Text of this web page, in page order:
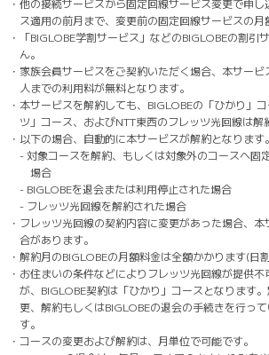
ス適用の前月まで、変更前の固定回線サービスの月
・「BIGLOBE学割サービス」などのBIGLOBEの割引
ん。
・家族会員サービスをご契約いただく場合、本サー
人までの利用料が無料となります。
・本サービスを解約しても、BIGLOBEの「ひかり」
ツ」コース、およびNTT東西のフレッツ光回線は解
・以下の場合、自動的に本サービスが解約となります。
- 対象コースを解約、もしくは対象外のコースへ固
場合
- BIGLOBEを退会または利用停止された場合
- フレッツ光回線を解約された場合
・フレッツ光回線の契約内容に変更があった場合、
合があります。
・解約月のBIGLOBEの月額料金は全額かかります(日
・お住まいの条件などによりフレッツ光回線が提供
が、BIGLOBE契約は「ひかり」コースとなります
更、解約もしくはBIGLOBEの退会の手続きを行っ
す。
・コースの変更および解約は、月単位で可能です。